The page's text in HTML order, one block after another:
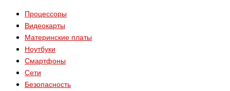
Процессоры
Видеокарты
Материнские платы
Ноутбуки
Смартфоны
Сети
Безопасность